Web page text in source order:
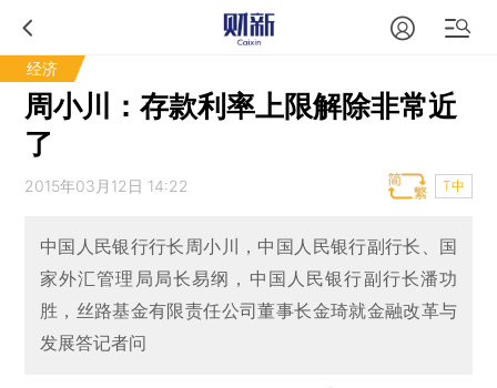
经济
周小川：存款利率上限解除非常近
了
2015年03月12日 14:22 T中
中国人民银行行长周小川，中国人民银行副行长、国
家外汇管理局局长易纲，中国人民银行副行长潘功
胜，丝路基金有限责任公司董事长金琦就金融改革与
发展答记者问